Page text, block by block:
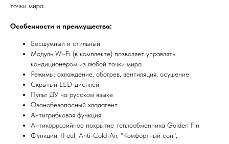
точки мира.
Особенности и преимущества:
Бесшумный и стильный
Модуль Wi-Fi (в комплекте) позволяет управлять
кондиционером из любой точки мира
Режимы: охлаждение, обогрев, вентиляция, осушение
Скрытый LED-дисплей
Пульт ДУ на русском языке
Озонобезопасный хладагент
Антигрибковая функция
Антикоррозийное покрытие теплообменника Golden Fin
Функции: IFeel, Anti-Cold-Air, "Комфортный сон",